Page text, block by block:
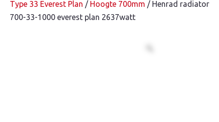
Type 33 Everest Plan / Hoogte 700mm / Henrad radiator
700-33-1000 everest plan 2637watt